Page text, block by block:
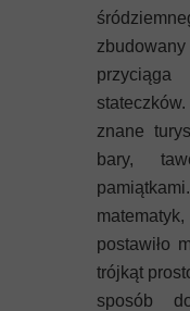
znane
bary,
postawiło
trójkąt
sposób